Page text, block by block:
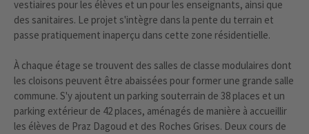
vestiaires pour les élèves et un pour les enseignants, ainsi que
des sanitaires. Le projet s'intègre dans la pente du terrain et
passe pratiquement inaperçu dans cette zone résidentielle.
À chaque étage se trouvent des salles de classe modulaires dont
les cloisons peuvent être abaissées pour former une grande salle
commune. S'y ajoutent un parking souterrain de 38 places et un
parking extérieur de 42 places, aménagés de manière à accueillir
les élèves de Praz Dagoud et des Roches Grises. Deux cours de